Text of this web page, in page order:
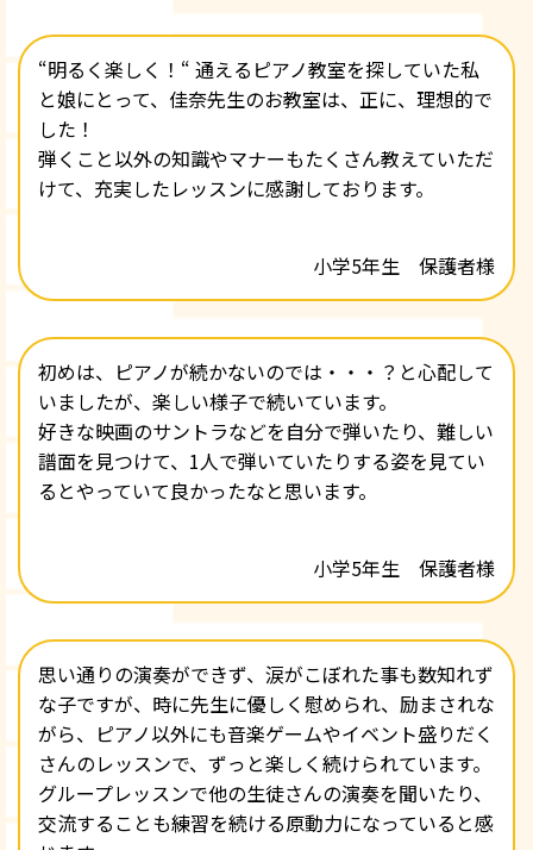
“明るく楽しく！“ 通えるピアノ教室を探していた私
と娘にとって、佳奈先生のお教室は、正に、理想的で
した！
弾くこと以外の知識やマナーもたくさん教えていただ
けて、充実したレッスンに感謝しております。
小学5年生 保護者様
初めは、ピアノが続かないのでは・・・？と心配して
いましたが、楽しい様子で続いています。
好きな映画のサントラなどを自分で弾いたり、難しい
譜面を見つけて、1人で弾いていたりする姿を見てい
るとやっていて良かったなと思います。
小学5年生 保護者様
思い通りの演奏ができず、涙がこぼれた事も数知れず
な子ですが、時に先生に優しく慰められ、励まされな
がら、ピアノ以外にも音楽ゲームやイベント盛りだく
さんのレッスンで、ずっと楽しく続けられています。
グループレッスンで他の生徒さんの演奏を聞いたり、
交流することも練習を続ける原動力になっていると感